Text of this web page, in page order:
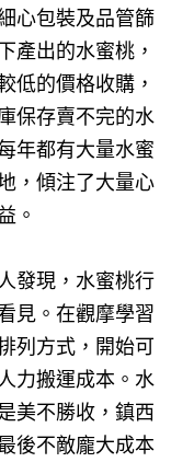
心包裝及品管篩
產出的水蜜桃，
低的價格收購，
保存賣不完的水
年都有大量水蜜
，傾注了大量心
。
發現，水蜜桃行
見。在觀摩學習
列方式，開始可
力搬運成本。水
美不勝收，鎮西
後不敵龐大成本